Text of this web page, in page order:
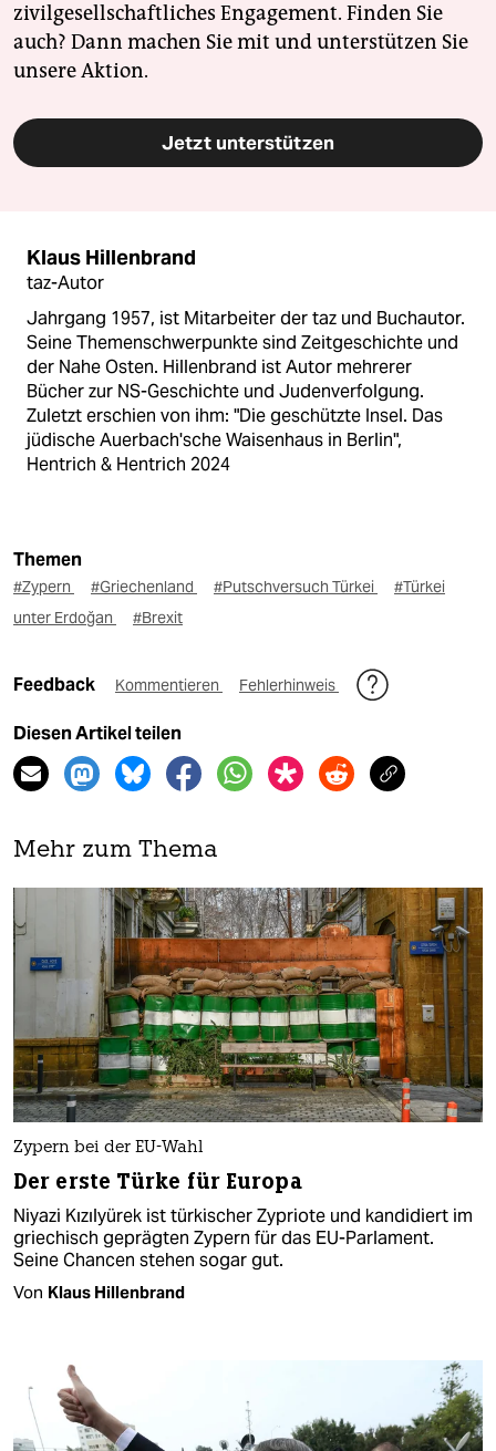
zivilgesellschaftliches Engagement. Finden Sie
auch? Dann machen Sie mit und unterstützen Sie
unsere Aktion.
Jetzt unterstützen
Klaus Hillenbrand
taz-Autor
Jahrgang 1957, ist Mitarbeiter der taz und Buchautor.
Seine Themenschwerpunkte sind Zeitgeschichte und
der Nahe Osten. Hillenbrand ist Autor mehrerer
Bücher zur NS-Geschichte und Judenverfolgung.
Zuletzt erschien von ihm: "Die geschützte Insel. Das
jüdische Auerbach'sche Waisenhaus in Berlin",
Hentrich & Hentrich 2024
Themen
#Zypern #Griechenland #Putschversuch Türkei
#Türkei
unter Erdoğan
#Brexit
Feedback Kommentieren Fehlerhinweis
Diesen Artikel teilen
Mehr zum Thema
Zypern bei der EU-Wahl
Der erste Türke für Europa
Niyazi Kızılyürek ist türkischer Zypriote und kandidiert im
griechisch geprägten Zypern für das EU-Parlament.
Seine Chancen stehen sogar gut.
Von Klaus Hillenbrand